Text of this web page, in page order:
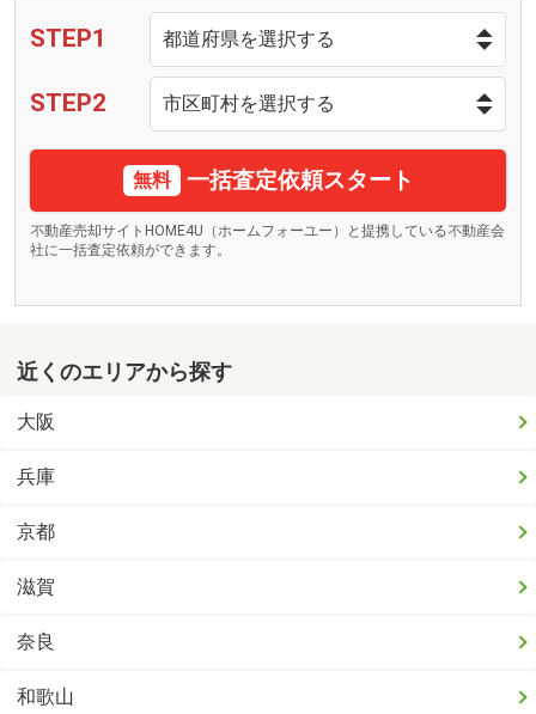
STEP1
STEP2
無料 一括査定依頼スタート
不動産売却サイトHOME4U（ホームフォーユー）と提携している不動産会
社に一括査定依頼ができます。
近くのエリアから探す
大阪
兵庫
京都
滋賀
奈良
和歌山